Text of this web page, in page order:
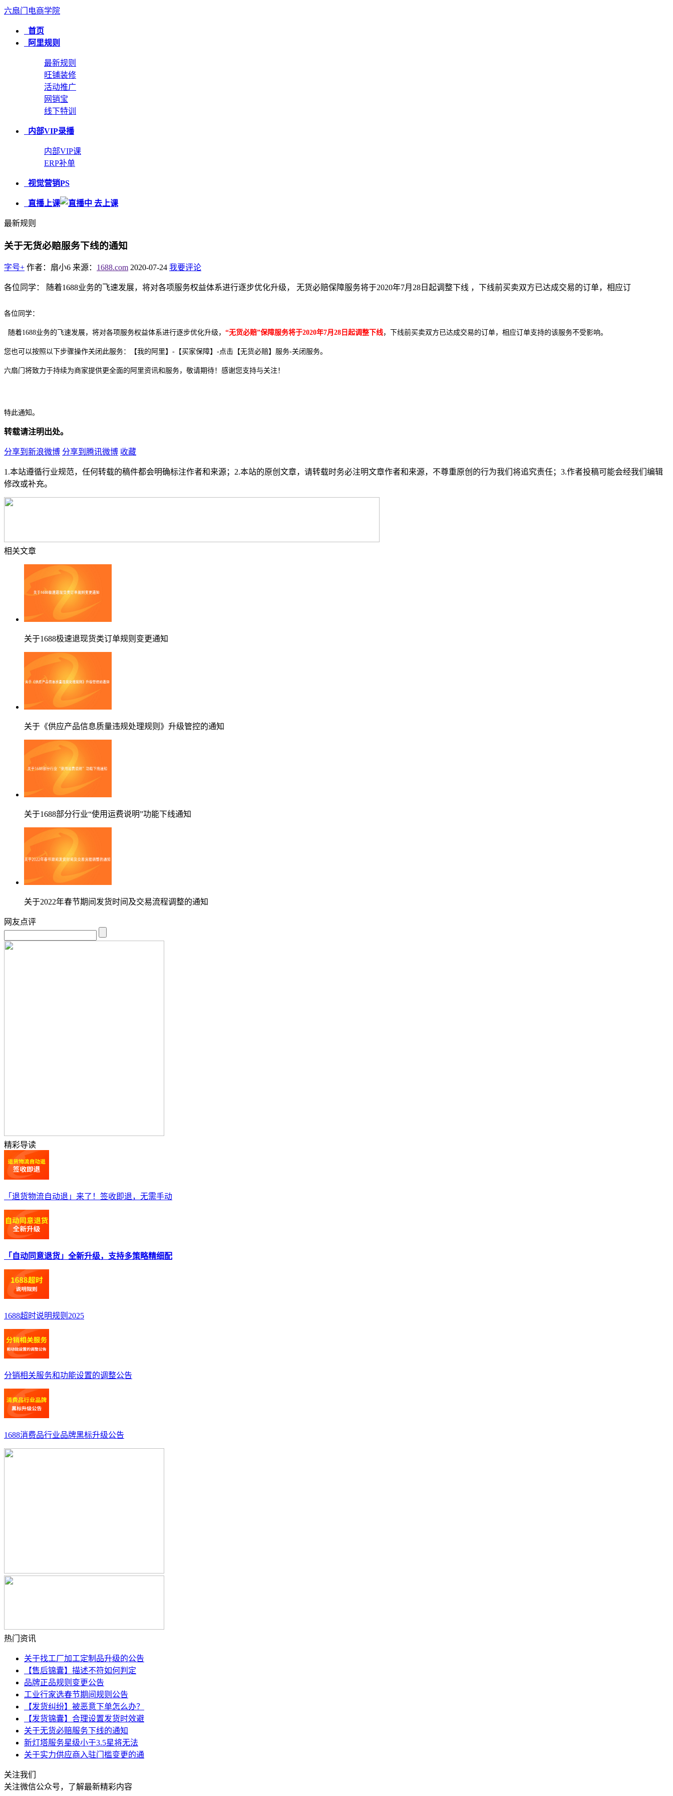
六扇门电商学院
首页
阿里规则
最新规则
旺铺装修
活动推广
网销宝
线下特训
内部VIP录播
内部VIP课
ERP补单
视觉营销PS
直播上课
最新规则
关于无货必赔服务下线的通知
字号+ 作者：扇小6 来源： 1688.com 2020-07-24 我要评论
各位同学： 随着1688业务的飞速发展，将对各项服务权益体系进行逐步优化升级， 无货必赔保障服务将于2020年7月28日起调整下线 ，下线前买卖双方已达成交易的订单，相应订
各位同学：
随着1688业务的飞速发展，将对各项服务权益体系进行逐步优化升级， “无货必赔”保障服务将于2020年7月28日起调整下线，下线前买卖双方已达成交易的订单，相应订单支持的该服务不受影响。
您也可以按照以下步骤操作关闭此服务： 【我的阿里】- 【买家保障】 -点击【无货必赔】服务-关闭服务。
六扇门将致力于持续为商家提供更全面的阿里资讯和服务，敬请期待！感谢您支持与关注！
特此通知。
转载请注明出处。
分享到新浪微博 分享到腾讯微博 收藏
1.本站遵循行业规范，任何转载的稿件都会明确标注作者和来源；2.本站的原创文章，请转载时务必注明文章作者和来源，不尊重原创的行为我们将追究责任；3.作者投稿可能会经我们编辑
修改或补充。
相关文章
关于1688极速退现货类订单规则变更通知
关于《供应产品信息质量违规处理规则》升级管控的通知
关于1688部分行业“使用运费说明”功能下线通知
关于2022年春节期间发货时间及交易流程调整的通知
网友点评
精彩导读
「退货物流自动退」来了！签收即退，无需手动
「自动同意退货」全新升级，支持多策略精细配
1688超时说明规则2025
分销相关服务和功能设置的调整公告
1688消费品行业品牌黑标升级公告
热门资讯
关于找工厂加工定制品升级的公告
【售后锦囊】描述不符如何判定
品牌正品规则变更公告
工业行家选春节期间规则公告
【发货纠纷】被恶意下单怎么办？
【发货锦囊】合理设置发货时效避
关于无货必赔服务下线的通知
新灯塔服务星级小于3.5星将无法
关于实力供应商入驻门槛变更的通
关注我们
关注微信公众号，了解最新精彩内容